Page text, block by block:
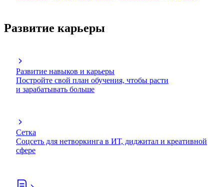
Развитие карьеры
Развитие навыков и карьеры
Постройте свой план обучения, чтобы расти
и зарабатывать больше
Сетка
Соцсеть для нетворкинга в ИТ, диджитал и креативной
сфере